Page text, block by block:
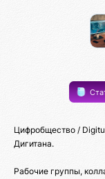
Цифробщество /
Дигитана.
Рабочие группы,